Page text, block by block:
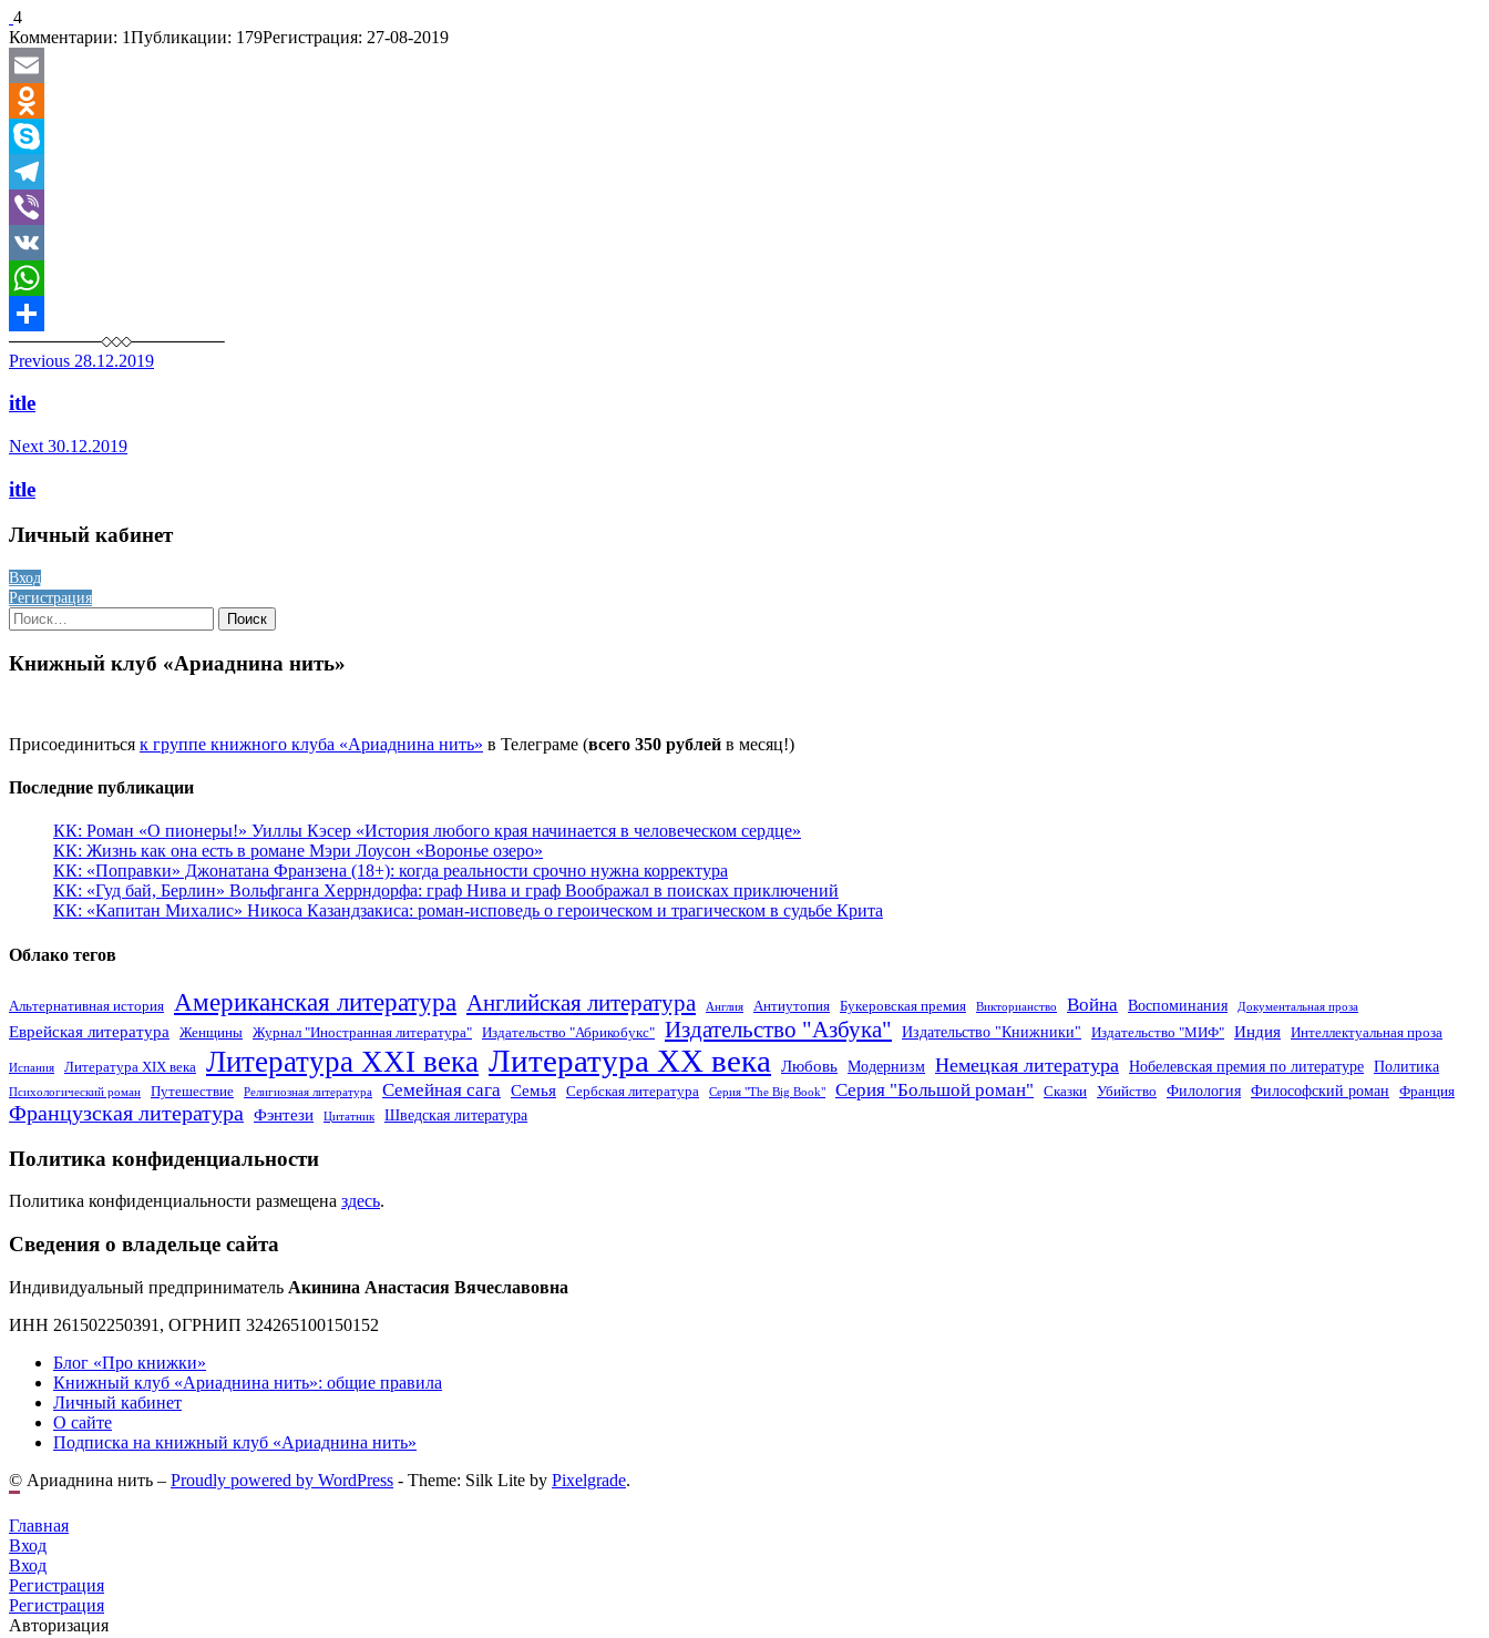
4
Комментарии: 1Публикации: 179Регистрация: 27-08-2019
Email
Odnoklassniki
Skype
Telegram
Viber
VK
WhatsApp
Отправить
Post
navigation
Previous 28.12.2019
itle
Next 30.12.2019
itle
Личный кабинет
Вход
Регистрация
Найти:
Книжный клуб «Ариаднина нить»
Присоединиться к группе книжного клуба «Ариаднина нить» в Телеграме (всего 350 рублей в месяц!)
Последние публикации
КК: Роман «О пионеры!» Уиллы Кэсер «История любого края начинается в человеческом сердце»
КК: Жизнь как она есть в романе Мэри Лоусон «Воронье озеро»
КК: «Поправки» Джонатана Франзена (18+): когда реальности срочно нужна корректура
КК: «Гуд бай, Берлин» Вольфганга Херрндорфа: граф Нива и граф Воображал в поисках приключений
КК: «Капитан Михалис» Никоса Казандзакиса: роман-исповедь о героическом и трагическом в судьбе Крита
Облако тегов
Альтернативная история Американская литература Английская литература Англия Антиутопия Букеровская премия Викторианство Война Воспоминания Документальная проза
Еврейская литература Женщины Журнал "Иностранная литература" Издательство "Абрикобукс" Издательство "Азбука" Издательство "Книжники" Издательство "МИФ" Индия Интеллектуальная проза
Испания Литература XIX века Литература XXI века Литература XX века Любовь Модернизм Немецкая литература Нобелевская премия по литературе Политика
Психологический роман Путешествие Религиозная литература Семейная сага Семья Сербская литература Серия "The Big Book" Серия "Большой роман" Сказки Убийство Филология Философский роман Франция
Французская литература Фэнтези Цитатник Шведская литература
Политика конфиденциальности
Политика конфиденциальности размещена здесь.
Сведения о владельце сайта
Индивидуальный предприниматель Акинина Анастасия Вячеславовна
ИНН 261502250391, ОГРНИП 324265100150152
Блог «Про книжки»
Книжный клуб «Ариаднина нить»: общие правила
Личный кабинет
О сайте
Подписка на книжный клуб «Ариаднина нить»
© Ариаднина нить – Proudly powered by WordPress - Theme: Silk Lite by Pixelgrade.
Главная
Вход
Вход
Регистрация
Регистрация
Авторизация